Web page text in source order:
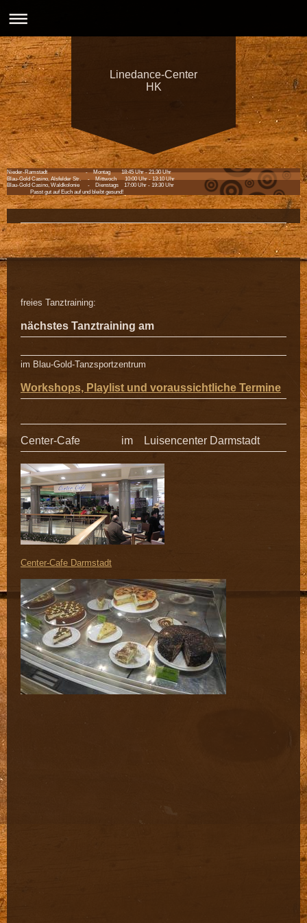
Linedance-Center
HK
Nieder-Ramstadt - Montag 18:45 Uhr - 21:30 Uhr
Blau-Gold Casino, Alsfelder Str. - Mittwoch 10:00 Uhr - 13:10 Uhr
Blau-Gold Casino, Waldkolonie - Dienstags 17:00 Uhr - 19:30 Uhr
Passt gut auf Euch auf und bleibt gesund!
freies Tanztraining:
nächstes Tanztraining am
im Blau-Gold-Tanzsportzentrum
Workshops, Playlist und voraussichtliche Termine
Center-Cafe im Luisencenter Darmstadt
Center-Cafe Darmstadt